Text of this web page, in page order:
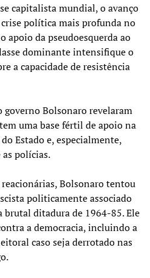
capitalista mundial, o avanço
política mais profunda no
apoio da pseudoesquerda ao
dominante intensifique o
a capacidade de resistência
Bolsonaro revelaram
uma base fértil de apoio na
Estado e, especialmente,
as polícias.
Bolsonaro tentou
politicamente associado
brutal ditadura de 1964-85. Ele
a democracia, incluindo a
caso seja derrotado nas